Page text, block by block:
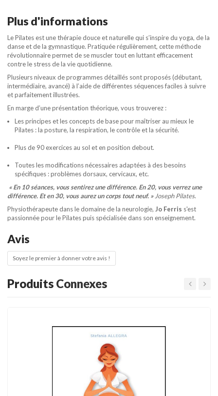
Plus d'informations
Le Pilates est une thérapie douce et naturelle qui s’inspire du yoga, de la
danse et de la gymnastique. Pratiquée régulièrement, cette méthode
révolutionnaire permet de se muscler tout en luttant efficacement
contre le stress de la vie quotidienne.
Plusieurs niveaux de programmes détaillés sont proposés (débutant,
intermédiaire, avancé) à l’aide de différentes séquences faciles à suivre
et parfaitement illustrées.
En marge d’une présentation théorique, vous trouverez :
Les principes et les concepts de base pour maîtriser au mieux le
Pilates : la posture, la respiration, le contrôle et la sécurité.
Plus de 90 exercices au sol et en position debout.
Toutes les modifications nécessaires adaptées à des besoins
spécifiques : problèmes dorsaux, cervicaux, etc.
« En 10 séances, vous sentirez une différence. En 20, vous verrez une
différence. Et en 30, vous aurez uncorps tout neuf. » Joseph Pilates.
Physiothérapeute dans le domaine de la neurologie, Jo Ferris s'est
passionnée pour le Pilates puis spécialisée dans son enseignement.
Avis
Soyez le premier à donner votre avis !
Produits Connexes